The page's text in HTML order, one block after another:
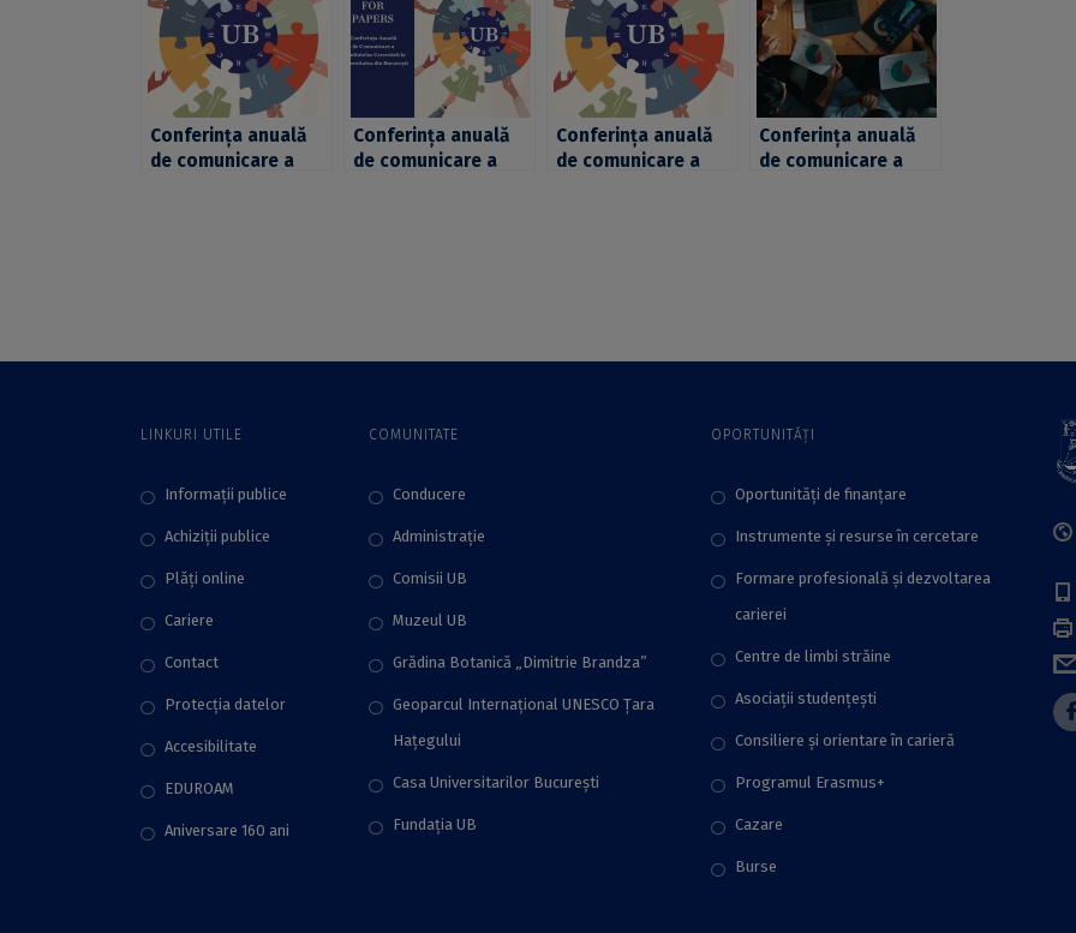
Conferința anuală
de comunicare a
noiembrie 2024
Conferința anuală
de comunicare a
aplicațiilor: 10
Conferința anuală
de comunicare a
societate
Conferința anuală
de comunicare a
societate
LINKURI UTILE
Informații publice
Achiziții publice
Plăţi online
Cariere
Contact
Protecţia datelor
Accesibilitate
EDUROAM
Aniversare 160 ani
COMUNITATE
Conducere
Administraţie
Comisii UB
Muzeul UB
Grădina Botanică „Dimitrie Brandza”
Geoparcul Internațional UNESCO Țara
Hațegului
Casa Universitarilor București
Fundaţia UB
OPORTUNITĂȚI
Oportunități de finanțare
Instrumente și resurse în cercetare
Formare profesională și dezvoltarea
carierei
Centre de limbi străine
Asociații studențești
Consiliere şi orientare în carieră
Programul Erasmus+
Cazare
Burse